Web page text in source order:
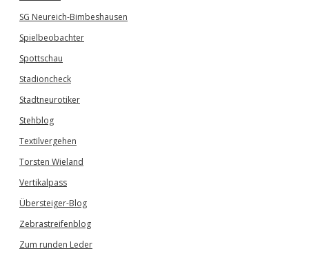
SG Neureich-Bimbeshausen
Spielbeobachter
Spottschau
Stadioncheck
Stadtneurotiker
Stehblog
Textilvergehen
Torsten Wieland
Vertikalpass
Übersteiger-Blog
Zebrastreifenblog
Zum runden Leder